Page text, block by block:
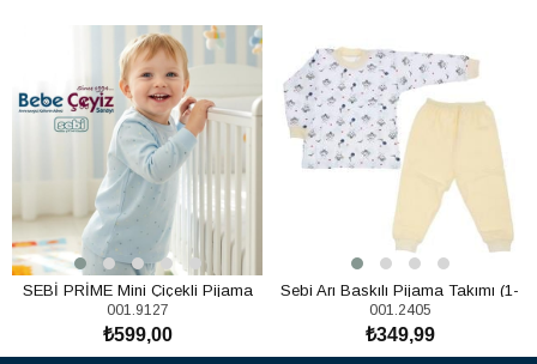
SEBİ PRİME Mini Çiçekli Pijama
TakımI
001.9127
₺599,00
SEPETE EKLE
Sebi Arı Baskılı Pijama Takımı (1-
3Yaş)
001.2405
₺349,99
SEPETE EKLE